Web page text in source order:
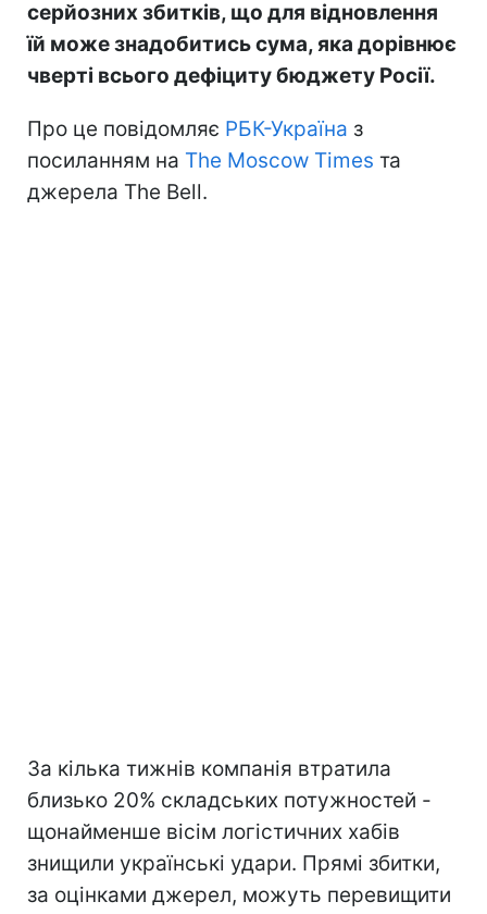
серйозних збитків, що для відновлення
їй може знадобитись сума, яка дорівнює
чверті всього дефіциту бюджету Росії.
Про це повідомляє РБК-Україна з
посиланням на The Moscow Times та
джерела The Bell.
За кілька тижнів компанія втратила
близько 20% складських потужностей -
щонайменше вісім логістичних хабів
знищили українські удари. Прямі збитки,
за оцінками джерел, можуть перевищити